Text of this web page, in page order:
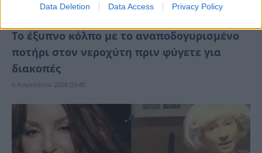
Data Deletion Data Access Privacy Policy
Το έξυπνο κόλπο με το αναποδογυρισμένο
ποτήρι στον νεροχύτη πριν φύγετε για
διακοπές
6 Αυγούστου 2026 03:40